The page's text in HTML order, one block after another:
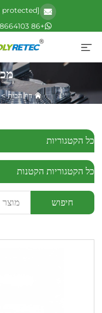
[email protected]
+86 13338664103
דף הבית
כל הקטגוריות
כל הקטגוריות הקטנות
חיפוש